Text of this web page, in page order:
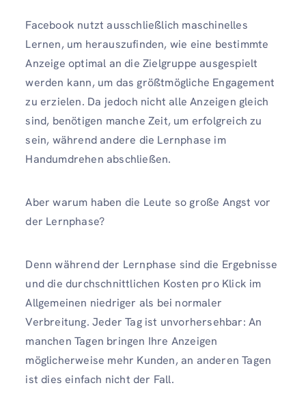
Facebook nutzt ausschließlich maschinelles
Lernen, um herauszufinden, wie eine bestimmte
Anzeige optimal an die Zielgruppe ausgespielt
werden kann, um das größtmögliche Engagement
zu erzielen. Da jedoch nicht alle Anzeigen gleich
sind, benötigen manche Zeit, um erfolgreich zu
sein, während andere die Lernphase im
Handumdrehen abschließen.
Aber warum haben die Leute so große Angst vor
der Lernphase?
Denn während der Lernphase sind die Ergebnisse
und die durchschnittlichen Kosten pro Klick im
Allgemeinen niedriger als bei normaler
Verbreitung. Jeder Tag ist unvorhersehbar: An
manchen Tagen bringen Ihre Anzeigen
möglicherweise mehr Kunden, an anderen Tagen
ist dies einfach nicht der Fall.